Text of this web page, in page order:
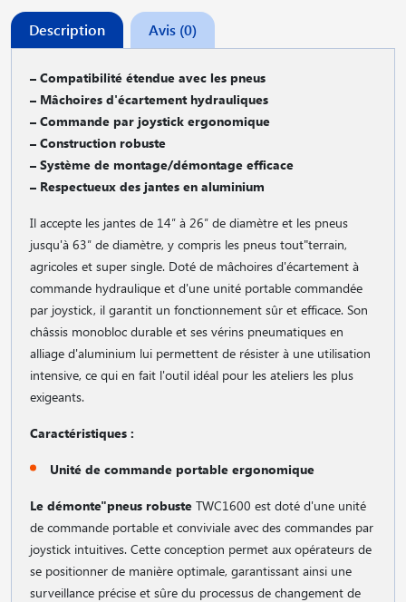
Description Avis (0)
– Compatibilité étendue avec les pneus
– Mâchoires d'écartement hydrauliques
– Commande par joystick ergonomique
– Construction robuste
– Système de montage/démontage efficace
– Respectueux des jantes en aluminium
Il accepte les jantes de 14″ à 26″ de diamètre et les pneus
jusqu'à 63″ de diamètre, y compris les pneus tout"terrain,
agricoles et super single. Doté de mâchoires d'écartement à
commande hydraulique et d'une unité portable commandée
par joystick, il garantit un fonctionnement sûr et efficace. Son
châssis monobloc durable et ses vérins pneumatiques en
alliage d'aluminium lui permettent de résister à une utilisation
intensive, ce qui en fait l'outil idéal pour les ateliers les plus
exigeants.
Caractéristiques :
Unité de commande portable ergonomique
Le démonte"pneus robuste TWC1600 est doté d'une unité
de commande portable et conviviale avec des commandes par
joystick intuitives. Cette conception permet aux opérateurs de
se positionner de manière optimale, garantissant ainsi une
surveillance précise et sûre du processus de changement de